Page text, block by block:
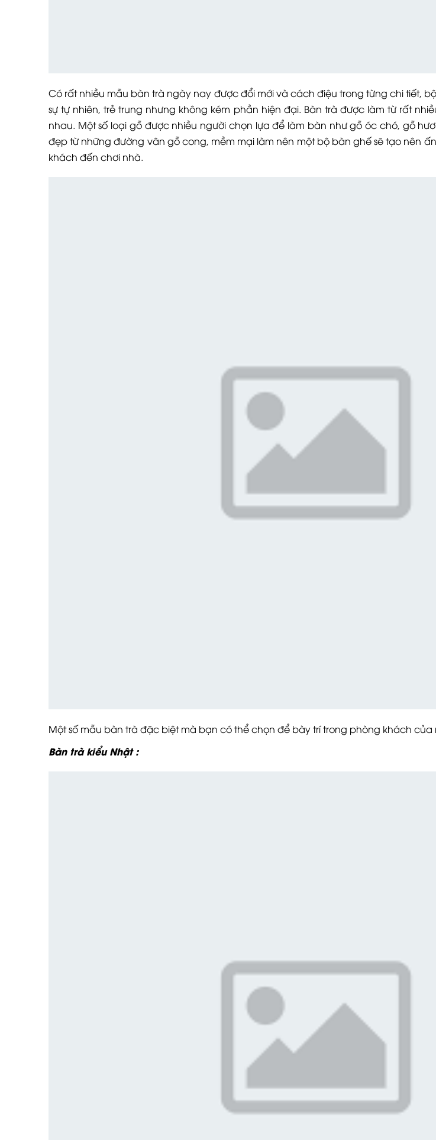
Có rất nhiều mẫu bàn trà ngày nay được đổi mới và cách điệu trong từng chi tiết,
sự tự nhiên, trẻ trung nhưng không kém phần hiện đại. Bàn trà được làm từ rất
nhau. Một số loại gỗ được nhiều người chọn lựa để làm bàn như gỗ óc chó, gỗ
đẹp từ những đường vân gỗ cong, mềm mại làm nên một bộ bàn ghế sẽ tạo nên
khách đến chơi nhà.
Một số mẫu bàn trà đặc biệt mà bạn có thể chọn để bày trí trong phòng khách của
Bàn trà kiểu Nhật :